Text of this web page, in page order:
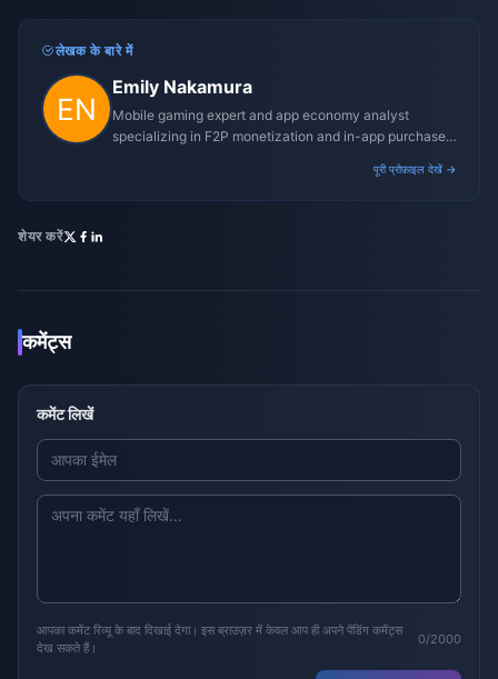
लेखक के बारे में
Emily Nakamura
Mobile gaming expert and app economy analyst
specializing in F2P monetization and in-app purchase
पूरी प्रोफ़ाइल देखें →
शेयर करें
कमेंट्स
कमेंट लिखें
आपका कमेंट रिव्यू के बाद दिखाई देगा। इस ब्राउज़र में केवल आप ही अपने पेंडिंग कमेंट्स
देख सकते हैं।
0/2000